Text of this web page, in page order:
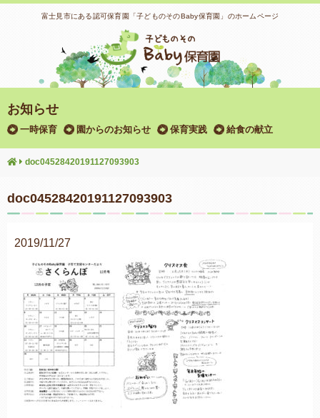
富士見市にある認可保育園「子どものそのBaby保育園」のホームページ
お知らせ
一時保育 園からのお知らせ 保育実践 給食の献立
doc04528420191127093903
doc04528420191127093903
2019/11/27